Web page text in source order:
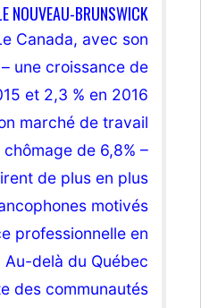
NOUVEAU-BRUNSWICK
Canada, avec son
une croissance de
et 2,3 % en 2016
marché de travail
de 6,8% –
de plus en plus
motivés
professionnelle en
delà du Québec
des communautés